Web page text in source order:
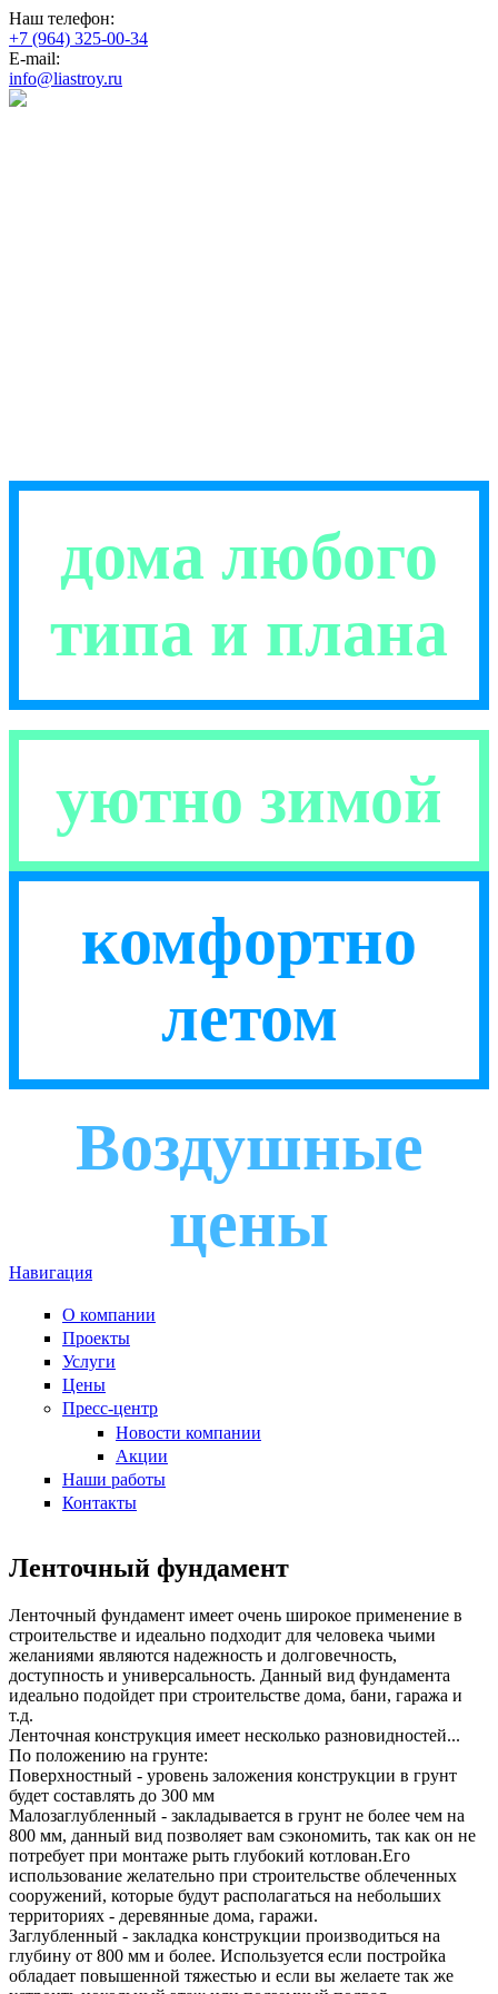
Наш телефон:
+7 (964) 325-00-34
E-mail:
info@liastroy.ru
дома любого
типа и плана
уютно зимой
комфортно
летом
Воздушные
цены
Навигация
О компании
Проекты
Услуги
Цены
Пресс-центр
Новости компании
Акции
Наши работы
Контакты
Ленточный фундамент
Ленточный фундамент имеет очень широкое применение в
строительстве и идеально подходит для человека чьими
желаниями являются надежность и долговечность,
доступность и универсальность. Данный вид фундамента
идеально подойдет при строительстве дома, бани, гаража и
т.д.
Ленточная конструкция имеет несколько разновидностей...
По положению на грунте:
Поверхностный - уровень заложения конструкции в грунт
будет составлять до 300 мм
Малозаглубленный - закладывается в грунт не более чем на
800 мм, данный вид позволяет вам сэкономить, так как он не
потребует при монтаже рыть глубокий котлован.Его
использование желательно при строительстве облеченных
сооружений, которые будут располагаться на небольших
территориях - деревянные дома, гаражи.
Заглубленный - закладка конструкции производиться на
глубину от 800 мм и более. Используется если постройка
обладает повышенной тяжестью и если вы желаете так же